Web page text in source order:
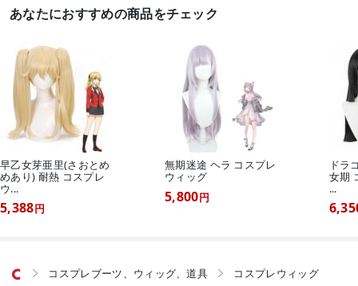
あなたにおすすめの商品をチェック
早乙女芽亜里(さおとめ
めあり) 耐熱 コスプレ
ウ...
5,388円
無期迷途 ヘラ コスプレ
ウィッグ
5,800円
ドラ
女期
...
 コスプレブーツ、ウィッグ、道具  コスプレウィッグ